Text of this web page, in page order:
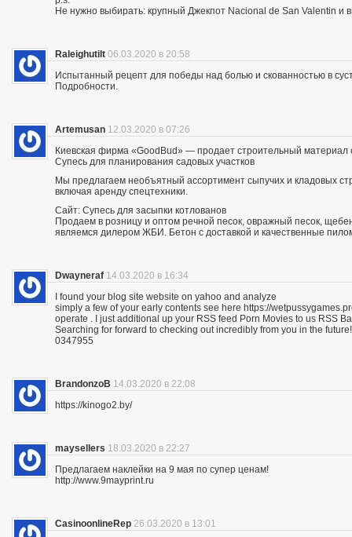
Не нужно выбирать: крупный Джекпот Nacional de San Valentin и
Raleighutilt 06.03.2020 в 20:58
Испытанный рецепт для победы над болью и скованностью в
Подробности.
Artemusan 12.03.2020 в 07:26
Киевская фирма «GoodBud» — продает строительный материал
Супесь для планирования садовых участков
Мы предлагаем необъятный ассортимент сыпучих и кладовых
включая аренду спецтехники.
Сайт: Супесь для засыпки котлованов
Продаем в розницу и оптом речной песок, овражный песок,
являемся дилером ЖБИ. Бетон с доставкой и качественные
Dwayneraf 14.03.2020 в 16:34
I found your blog site website on yahoo and analyze
simply a few of your early contents see here https://
operate . I just additional up your RSS feed Porn Movies to us RSS
Searching for forward to checking out incredibly from you in the future!
0347955
BrandonzoB 14.03.2020 в 22:08
https://kinogo2.by/
maysellers 18.03.2020 в 22:27
Предлагаем наклейки на 9 мая по супер ценам!
http://www.9mayprint.ru
CasinoonlineRep 26.03.2020 в 13:01